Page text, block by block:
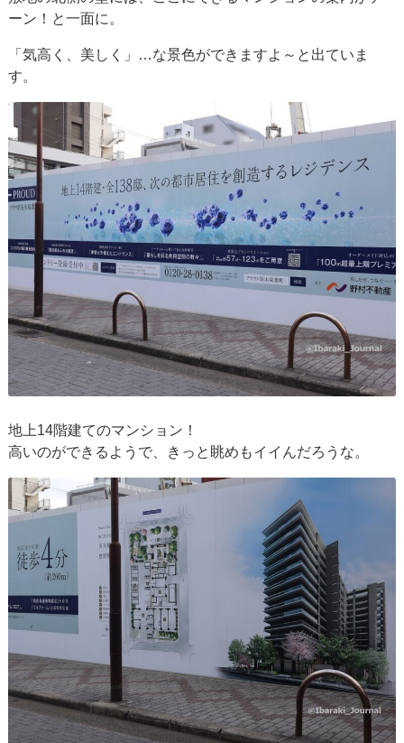
ーン！と一面に。
「気高く、美しく」…な景色ができますよ～と出ていま
す。
地上14階建てのマンション！
高いのができるようで、きっと眺めもイイんだろうな。